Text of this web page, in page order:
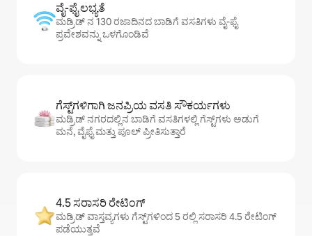
ವೈ-ಫೈ ಲಭ್ಯತೆ
ಮಡ್ರಿಡ್ ನ 130 ರಜಾದಿನದ ಬಾಡಿಗೆ ವಸತಿಗಳು ವೈ-ಫೈ
ಪ್ರವೇಶವನ್ನು ಒಳಗೊಂಡಿವೆ
ಗೆಸ್ಟ್‌ಗಳಿಗಾಗಿ ಜನಪ್ರಿಯ ವಸತಿ ಸೌಕರ್ಯಗಳು
ಮಡ್ರಿಡ್ ನಗರದಲ್ಲಿನ ಬಾಡಿಗೆ ವಸತಿಗಳಲ್ಲಿ ಗೆಸ್ಟ್‌ಗಳು ಅಡುಗೆ
ಮನೆ, ವೈಫೈ ಮತ್ತು ಪೂಲ್ ಪ್ರೀತಿಸುತ್ತಾರೆ
4.5 ಸರಾಸರಿ ರೇಟಿಂಗ್
ಮಡ್ರಿಡ್ ವಾಸ್ತವ್ಯಗಳು ಗೆಸ್ಟ್‌ಗಳಿಂದ 5 ರಲ್ಲಿ ಸರಾಸರಿ 4.5 ರೇಟಿಂಗ್
ಪಡೆಯುತ್ತವೆ